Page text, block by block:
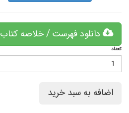
دانلود فهرست / خلاصه کتاب
تعداد